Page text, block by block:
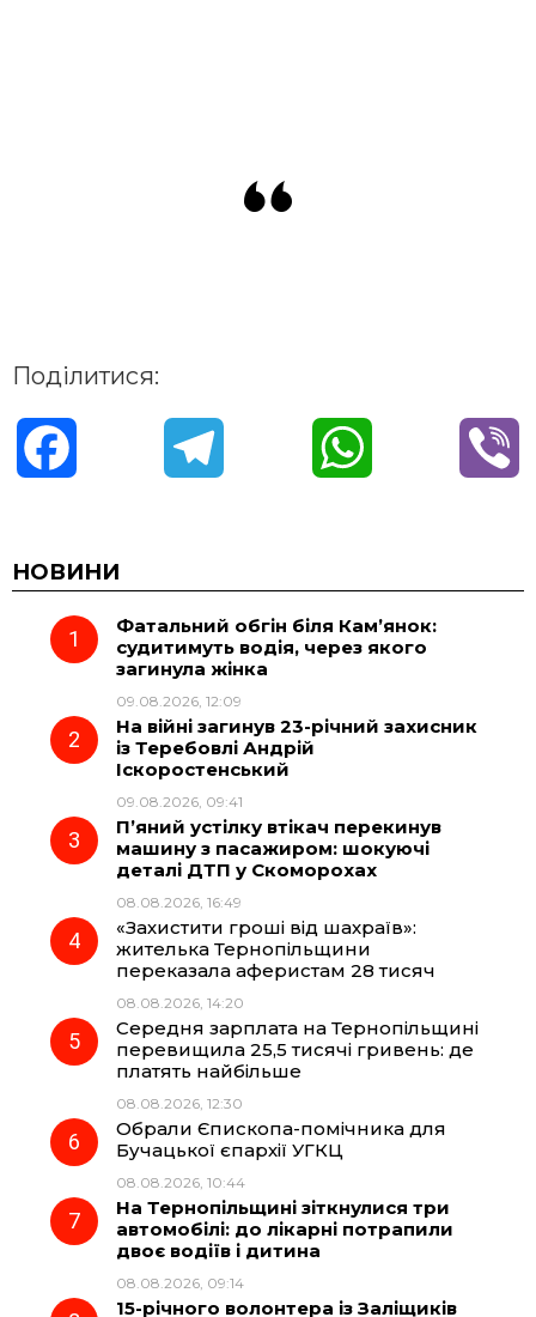
Поділитися:
c
e
o
k
e
r
a
m
t
p
НОВИНИ
Фатальний обгін біля Кам’янок:
судитимуть водія, через якого
загинула жінка
09.08.2026, 12:09
На війні загинув 23-річний захисник
із Теребовлі Андрій
Іскоростенський
09.08.2026, 09:41
П’яний устілку втікач перекинув
машину з пасажиром: шокуючі
деталі ДТП у Скоморохах
08.08.2026, 16:49
«Захистити гроші від шахраїв»:
жителька Тернопільщини
переказала аферистам 28 тисяч
08.08.2026, 14:20
Середня зарплата на Тернопільщині
перевищила 25,5 тисячі гривень: де
платять найбільше
08.08.2026, 12:30
Обрали Єпископа-помічника для
Бучацької єпархії УГКЦ
08.08.2026, 10:44
На Тернопільщині зіткнулися три
автомобілі: до лікарні потрапили
двоє водіїв і дитина
08.08.2026, 09:14
15-річного волонтера із Заліщиків